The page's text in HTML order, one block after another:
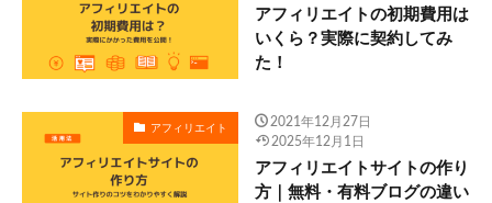
アフィリエイトの初期費用は
いくら？実際に契約してみ
た！
アフィリエイト
2021年12月27日
2025年12月1日
アフィリエイトサイトの作り
方｜無料・有料ブログの違い